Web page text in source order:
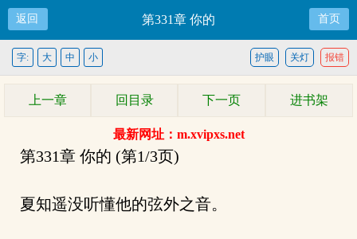
返回 第331章 你的 首页
报错
关灯
护眼
字: 大 中 小
上一章 回目录 下一页 进书架
最新网址：m.xvipxs.net
第331章 你的 (第1/3页)
夏知遥没听懂他的弦外之音。